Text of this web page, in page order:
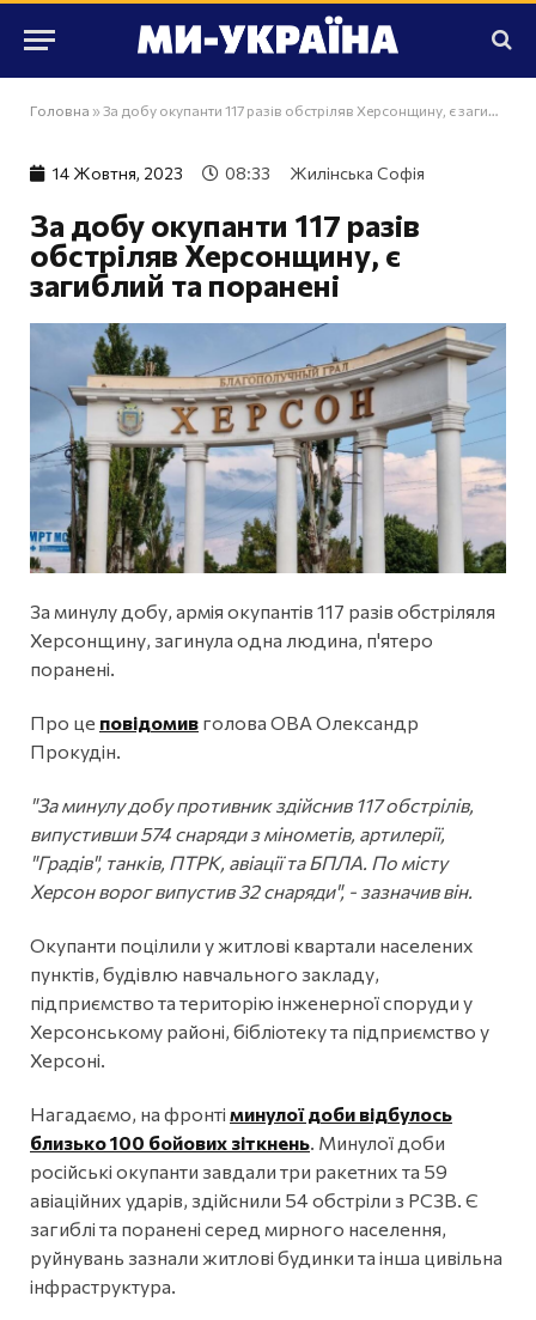
Головна » За добу окупанти 117 разів обстріляв Херсонщину, є загиблий та поранені
14 Жовтня, 2023 08:33 Жилінська Софія
За добу окупанти 117 разів
обстріляв Херсонщину, є
загиблий та поранені
За минулу добу, армія окупантів 117 разів обстріляля
Херсонщину, загинула одна людина, п'ятеро
поранені.
Про це повідомив голова ОВА Олександр
Прокудін.
"За минулу добу противник здійснив 117 обстрілів,
випустивши 574 снаряди з мінометів, артилерії,
"Градів", танків, ПТРК, авіації та БПЛА. По місту
Херсон ворог випустив 32 снаряди", - зазначив він.
Окупанти поцілили у житлові квартали населених
пунктів, будівлю навчального закладу,
підприємство та територію інженерної споруди у
Херсонському районі, бібліотеку та підприємство у
Херсоні.
Нагадаємо, на фронті минулої доби відбулось
близько 100 бойових зіткнень . Минулої доби
російські окупанти завдали три ракетних та 59
авіаційних ударів, здійснили 54 обстріли з РСЗВ. Є
загиблі та поранені серед мирного населення,
руйнувань зазнали житлові будинки та інша цивільна
інфраструктура.